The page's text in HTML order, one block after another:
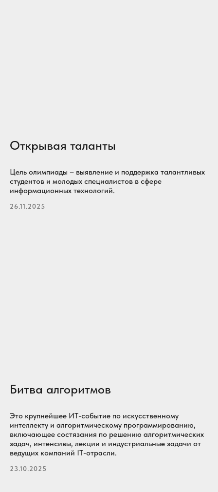
Открывая таланты
Цель олимпиады – выявление и поддержка талантливых
студентов и молодых специалистов в сфере
информационных технологий.
26.11.2025
Битва алгоритмов
Это крупнейшее ИТ-событие по искусственному
интеллекту и алгоритмическому программированию,
включающее состязания по решению алгоритмических
задач, интенсивы, лекции и индустриальные задачи от
ведущих компаний IT-отрасли.
23.10.2025